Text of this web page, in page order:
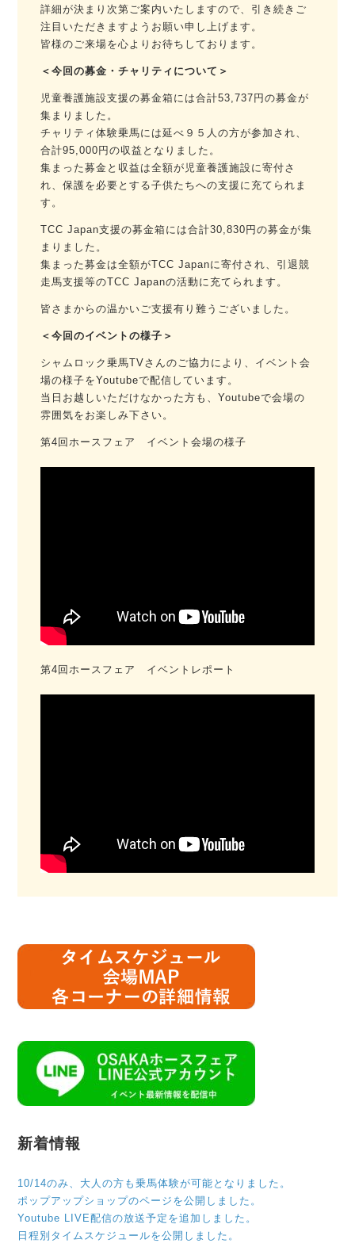
詳細が決まり次第ご案内いたしますので、引き続きご
注目いただきますようお願い申し上げます。
皆様のご来場を心よりお待ちしております。
＜今回の募金・チャリティについて＞
児童養護施設支援の募⾦箱には合計53,737円の募⾦が
集まりました。
チャリティ体験乗馬には延べ９５人の方が参加され、
合計95,000円の収益となりました。
集まった募金と収益は全額が児童養護施設に寄付さ
れ、保護を必要とする子供たちへの支援に充てられま
す。
TCC Japan支援の募⾦箱には合計30,830円の募⾦が集
まりました。
集まった募金は全額がTCC Japanに寄付され、引退競
走馬支援等のTCC Japanの活動に充てられます。
皆さまからの温かいご支援有り難うございました。
＜今回のイベントの様子＞
シャムロック乗馬TVさんのご協力により、イベント会
場の様子をYoutubeで配信しています。
当日お越しいただけなかった方も、Youtubeで会場の
雰囲気をお楽しみ下さい。
第4回ホースフェア イベント会場の様子
第4回ホースフェア イベントレポート
新着情報
10/14のみ、大人の方も乗馬体験が可能となりました。
ポップアップショップのページを公開しました。
Youtube LIVE配信の放送予定を追加しました。
日程別タイムスケジュールを公開しました。